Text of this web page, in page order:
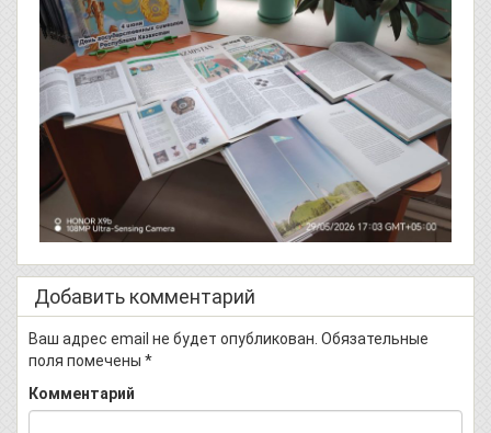
Добавить комментарий
Ваш адрес email не будет опубликован. Обязательные
поля помечены *
Комментарий